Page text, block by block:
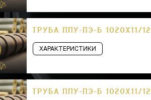
ТРУБА ППУ-ПЭ-Б 1020Х11/
ХАРАКТЕРИСТИКИ
ТРУБА ППУ-ПЭ-Б 1020Х11/